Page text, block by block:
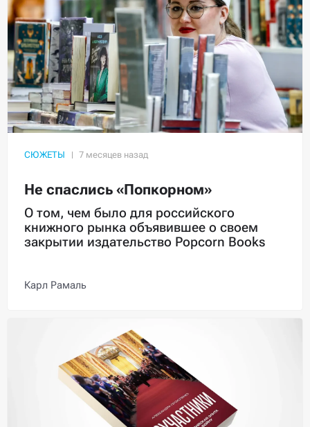
СЮЖЕТЫ
Не спаслись «Попкорном»
О том, чем было для российского
книжного рынка объявившее о своем
закрытии издательство Popcorn Books
Карл Рамаль